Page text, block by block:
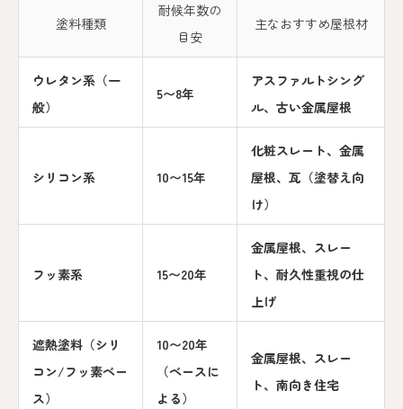
塗料種類
耐候年数の
目安
主なおすすめ屋根材
ウレタン系（一
般）
5〜8年
アスファルトシング
ル、古い金属屋根
シリコン系 10〜15年
化粧スレート、金属
屋根、瓦（塗替え向
け）
フッ素系 15〜20年
金属屋根、スレー
ト、耐久性重視の仕
上げ
遮熱塗料（シリ
コン/フッ素ベー
ス）
10〜20年
（ベースに
よる）
金属屋根、スレー
ト、南向き住宅